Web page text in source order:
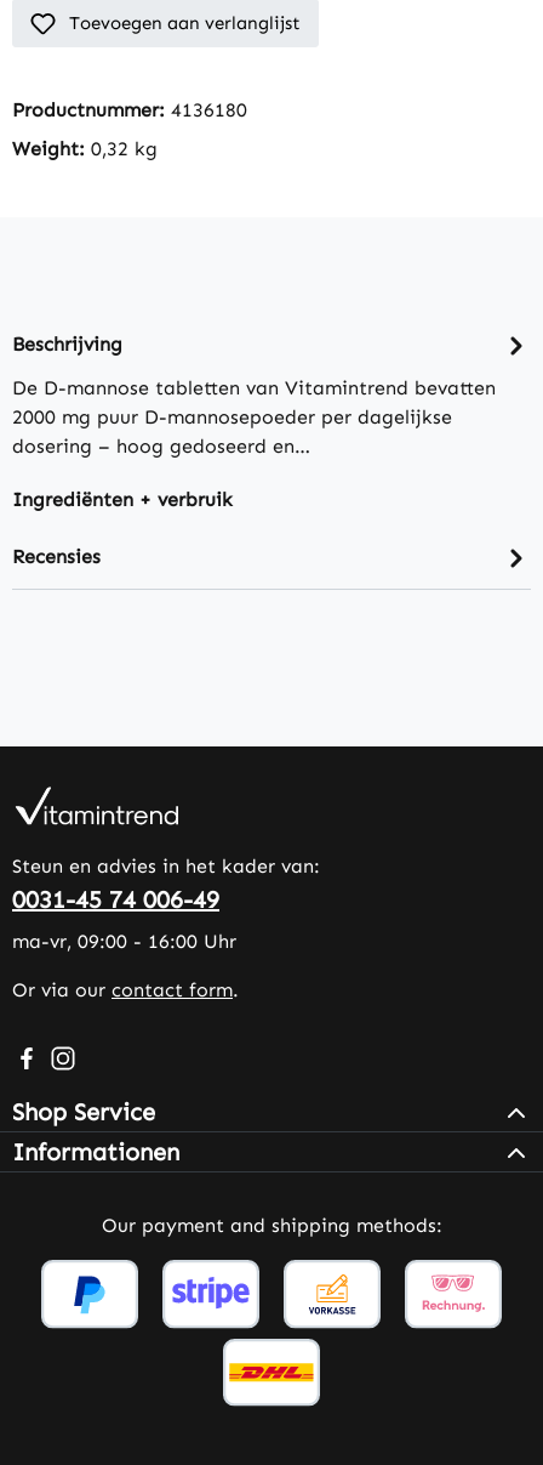
Toevoegen aan verlanglijst
Productnummer: 4136180
Weight: 0,32 kg
Beschrijving
De D-mannose tabletten van Vitamintrend bevatten
2000 mg puur D-mannosepoeder per dagelijkse
dosering – hoog gedoseerd en…
Ingrediënten + verbruik
Recensies
Steun en advies in het kader van:
0031-45 74 006-49
ma-vr, 09:00 - 16:00 Uhr
Or via our contact form.
Visit us on Facebook – opens in a new browser tab
Check us out on Instagram – opens in a new
Shop Service
Informationen
Our payment and shipping methods: